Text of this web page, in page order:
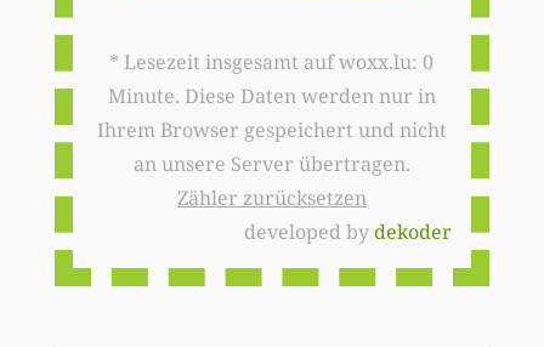
* Lesezeit insgesamt auf woxx.lu: 0
Minute. Diese Daten werden nur in
Ihrem Browser gespeichert und nicht
an unsere Server übertragen.
Zähler zurücksetzen
developed bydekoder